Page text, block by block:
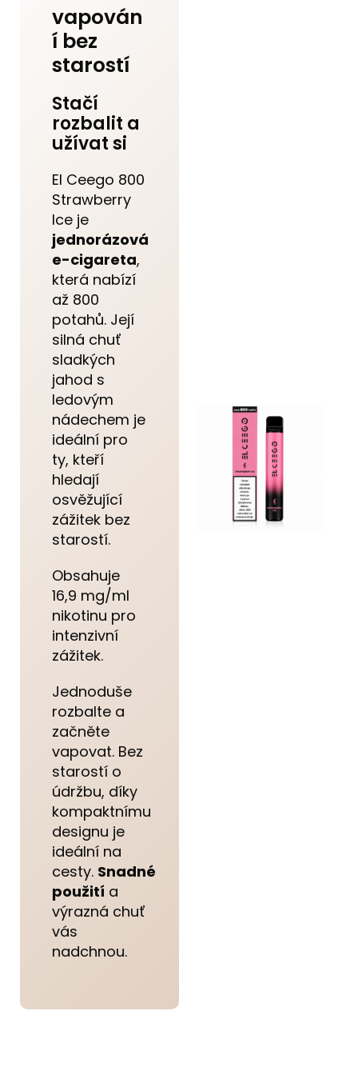
vapován
í bez
starostí
Stačí
rozbalit a
užívat si
El Ceego 800
Strawberry
Ice je
jednorázová
e-cigareta,
která nabízí
až 800
potahů. Její
silná chuť
sladkých
jahod s
ledovým
nádechem je
ideální pro
ty, kteří
hledají
osvěžující
zážitek bez
starostí.
Obsahuje
16,9 mg/ml
nikotinu pro
intenzivní
zážitek.
Jednoduše
rozbalte a
začněte
vapovat. Bez
starostí o
údržbu, díky
kompaktnímu
designu je
ideální na
cesty. Snadné
použití a
výrazná chuť
vás
nadchnou.